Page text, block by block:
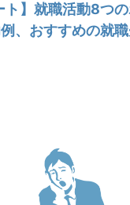
ト】就職活動8つ
、おすすめの就